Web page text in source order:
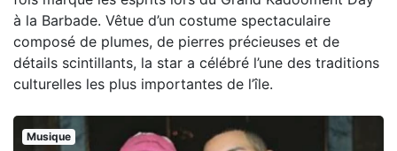
à la Barbade. Vêtue d’un costume spectaculaire
composé de plumes, de pierres précieuses et de
détails scintillants, la star a célébré l’une des traditions
culturelles les plus importantes de l’île.
Musique